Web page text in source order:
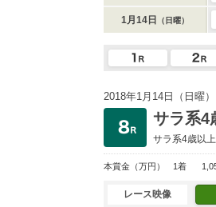
1月14日 （日曜）
2018年1月14日（日曜
サラ系4
サラ系4歳以上
本賞金 （万円） 1着
レース映像